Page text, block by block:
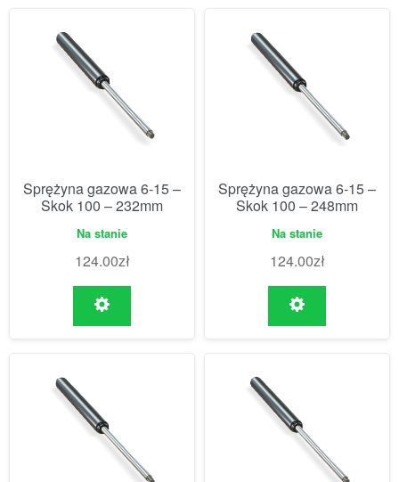
Sprężyna gazowa 6-15 –
Skok 100 – 232mm
Na stanie
124.00zł
Sprężyna gazowa 6-15 –
Skok 100 – 248mm
Na stanie
124.00zł